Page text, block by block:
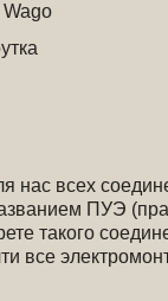
всех
ПУЭ
такого
все